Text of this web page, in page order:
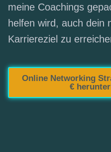
meine Coachings
helfen wird, auch dein
Karriereziel zu
Online Networking
€